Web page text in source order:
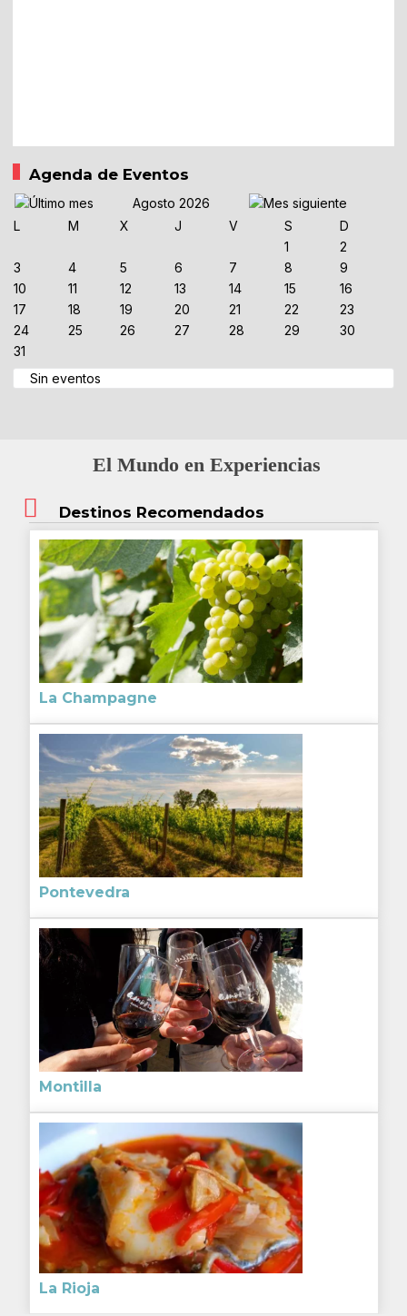
Agenda de Eventos
Agosto 2026
L
M X J V S
D
1
2
3
4 5 6 7 8
9
10
11 12 13 14 15
16
17
18 19 20 21 22
23
24
25 26 27 28 29
30
31
Sin eventos
El Mundo en Experiencias
Destinos Recomendados
La Champagne
Pontevedra
Montilla
La Rioja